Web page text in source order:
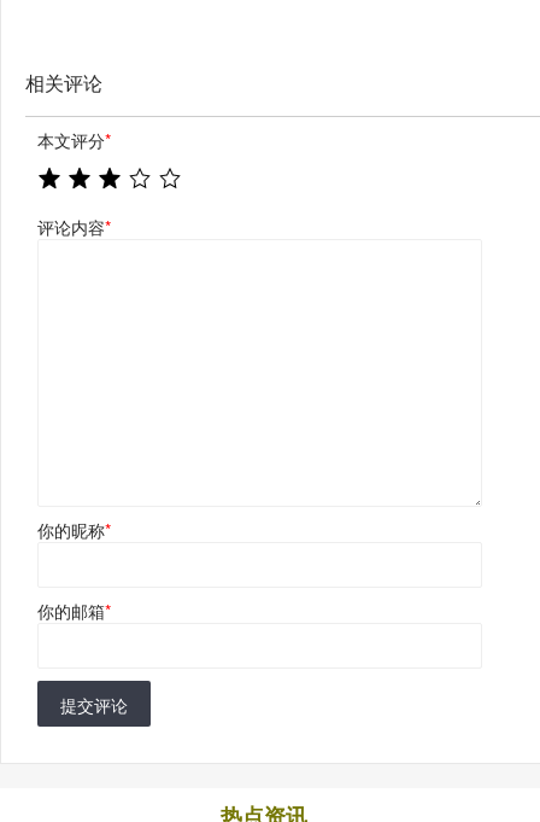
相关评论
本文评分*
评论内容*
你的昵称*
你的邮箱*
提交评论